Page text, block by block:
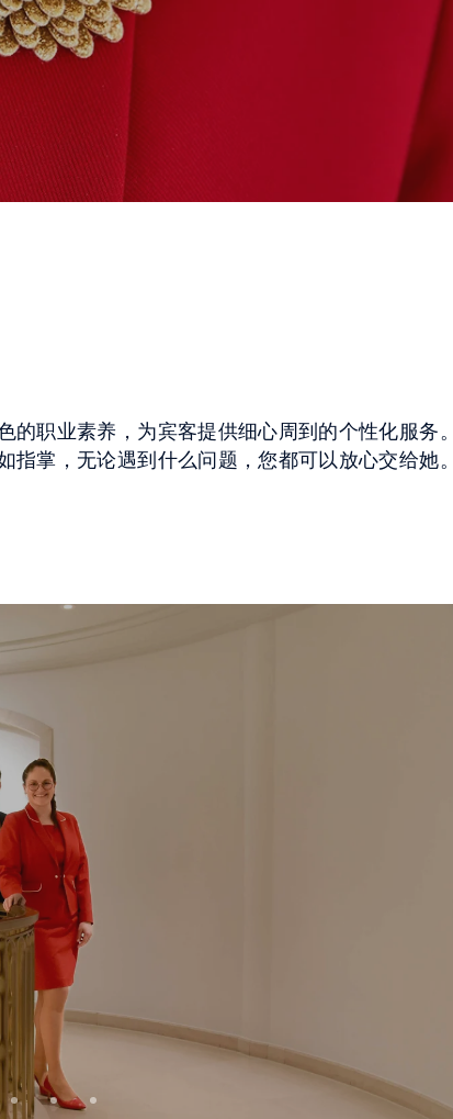
职业素养，为宾客提供细心周到的个性化服务。
掌，无论遇到什么问题，您都可以放心交给她。